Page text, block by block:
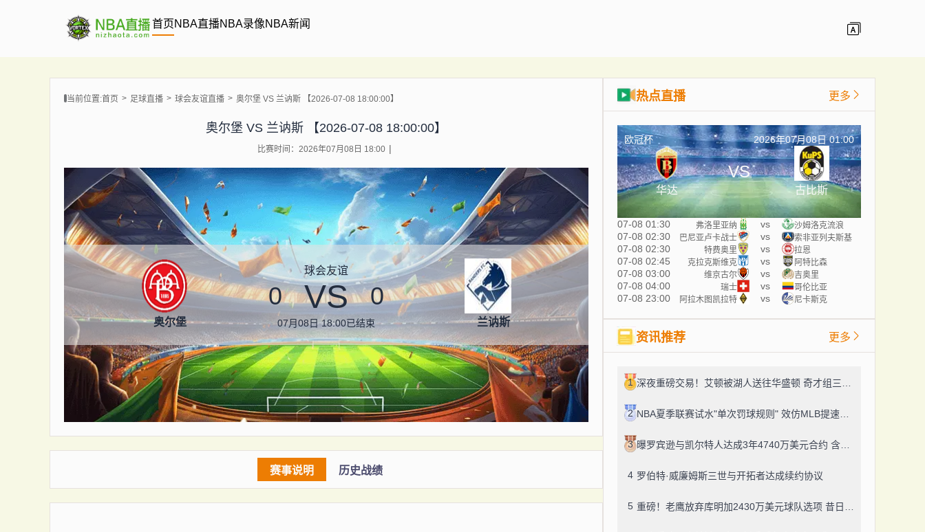
首页NBA直播NBA录像NBA新闻
当前位置:首页 足球直播 球会友谊直播 奥尔堡 VS 兰讷斯 【2026-07-08 18:00:00】
奥尔堡 VS 兰讷斯 【2026-07-08 18:00:00】
比赛时间：2026年07月08日 18:00
奥尔堡
球会友谊
0 VS 0
07月08日 18:00已结束 兰讷斯
赛事说明 历史战绩
热点直播 更多
欧冠杯 2026年07月08日 01:00
华达
VS
古比斯
07-08 01:30 弗洛里亚纳 vs 沙姆洛克流浪
07-08 02:30 巴尼亚卢卡战士 vs 索非亚列夫斯基
07-08 02:30 特费奥里 vs 拉恩
07-08 02:45 克拉克斯维克 vs 阿特比森
07-08 03:00 维京古尔 vs 吉奥里
07-08 04:00 瑞士 vs 哥伦比亚
07-08 23:00 阿拉木图凯拉特 vs 尼卡斯克
资讯推荐 更多
1
2
3
4 罗伯特·威廉姆斯三世与开拓者达成续约协议
5